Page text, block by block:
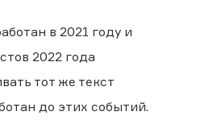
в 2021 году и
2022 года
тот же текст
до этих событий.